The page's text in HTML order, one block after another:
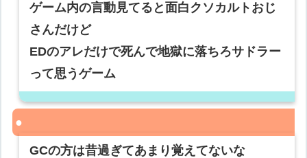
ゲーム内の言動見てると面白クソカルトおじ
さんだけど
EDのアレだけで死んで地獄に落ちろサドラー
って思うゲーム
GCの方は昔過ぎてあまり覚えてないな